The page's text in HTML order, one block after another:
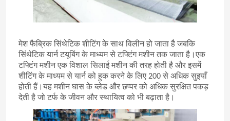
मेश फैब्रिक सिंथेटिक शीटिंग के साथ विलीन हो जाता है जबकि
सिंथेटिक यार्न टयूबिंग के माध्यम से टफ्टिंग मशीन तक जाता है।एक
टफ्टिंग मशीन एक विशाल सिलाई मशीन की तरह होती है और इसमें
शीटिंग के माध्यम से यार्न को हुक करने के लिए 200 से अधिक सुइयाँ
होती हैं।यह मशीन घास के ब्लेड और छप्पर को अधिक सुरक्षित पकड़
देती है जो टर्फ के जीवन और स्थायित्व को भी बढ़ाता है।